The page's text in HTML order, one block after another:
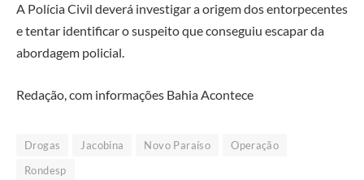
A Polícia Civil deverá investigar a origem dos entorpecentes
e tentar identificar o suspeito que conseguiu escapar da
abordagem policial.
Redação, com informações Bahia Acontece
Drogas Jacobina Novo Paraíso
Operação
Rondesp